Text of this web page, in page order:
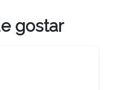
gostar